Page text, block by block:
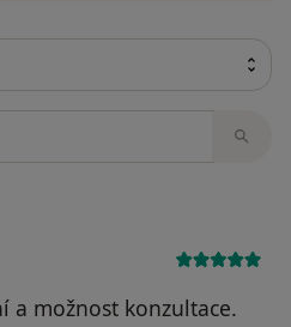
a možnost konzultace.